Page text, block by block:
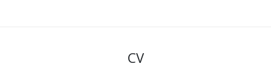
CV